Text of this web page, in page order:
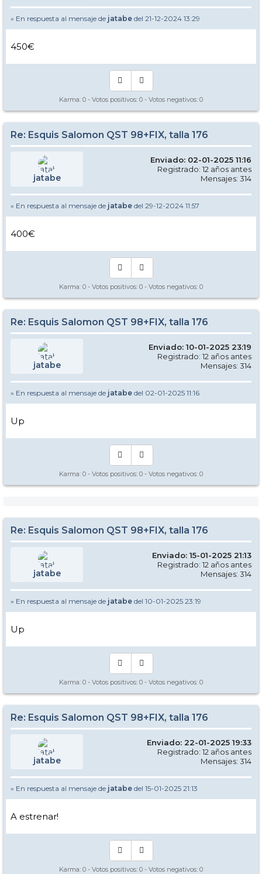
» En respuesta al mensaje de jatabe del 21-12-2024 13:29
450€
Karma: 0 - Votos positivos: 0 - Votos negativos: 0
Re: Esquis Salomon QST 98+FIX, talla 176
jatabe
Enviado: 02-01-2025 11:16
Registrado: 12 años antes
Mensajes: 314
» En respuesta al mensaje de jatabe del 29-12-2024 11:57
400€
Karma: 0 - Votos positivos: 0 - Votos negativos: 0
Re: Esquis Salomon QST 98+FIX, talla 176
jatabe
Enviado: 10-01-2025 23:19
Registrado: 12 años antes
Mensajes: 314
» En respuesta al mensaje de jatabe del 02-01-2025 11:16
Up
Karma: 0 - Votos positivos: 0 - Votos negativos: 0
Re: Esquis Salomon QST 98+FIX, talla 176
jatabe
Enviado: 15-01-2025 21:13
Registrado: 12 años antes
Mensajes: 314
» En respuesta al mensaje de jatabe del 10-01-2025 23:19
Up
Karma: 0 - Votos positivos: 0 - Votos negativos: 0
Re: Esquis Salomon QST 98+FIX, talla 176
jatabe
Enviado: 22-01-2025 19:33
Registrado: 12 años antes
Mensajes: 314
» En respuesta al mensaje de jatabe del 15-01-2025 21:13
A estrenar!
Karma: 0 - Votos positivos: 0 - Votos negativos: 0